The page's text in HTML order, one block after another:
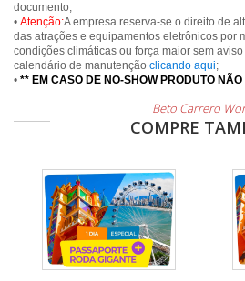
documento;
• Atenção:A empresa reserva-se o direito de
das atrações e equipamentos eletrônicos por
condições climáticas ou força maior sem
calendário de manutenção clicando aqui;
• ** EM CASO DE NO-SHOW PRODUTO
Beto Carrero
COMPRE